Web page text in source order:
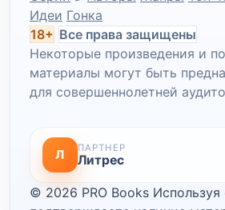
Идеи Гонка
18+ Все права защищены
Некоторые произведения и
материалы могут быть
для совершеннолетней
Л ПАРТНЕР
Литрес
© 2026 PRO Books Используя